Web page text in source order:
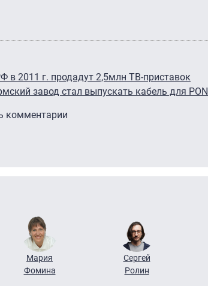
в 2011 г. продадут 2,5млн ТВ-приставок
завод стал выпускать кабель для PON
комментарии
Мария
Фомина
Сергей
Ролин